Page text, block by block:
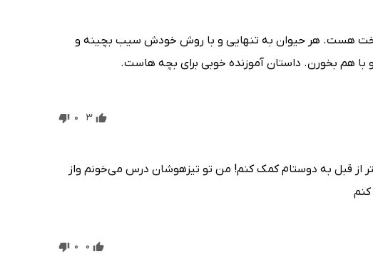
هست. هر حیوان به تنهایی و با روش خودش سیب بچینه و
هم بخورن. داستان آموزنده خوبی برای بچه هاست.
3
0
باید بیشتر از قبل به دوستام کمک کنم! من تو تیزهوشان درس می‌خونم واز
0
0